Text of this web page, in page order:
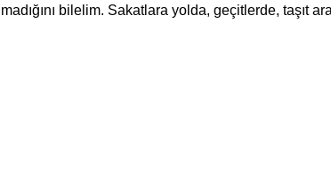
bilelim. Sakatlara yolda, geçitlerde, taşıt